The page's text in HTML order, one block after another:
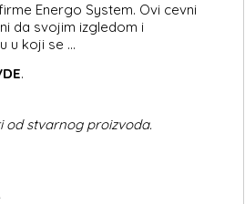
Energo System. Ovi cevni
da svojim izgledom i
u koji se ...
.
od stvarnog proizvoda.